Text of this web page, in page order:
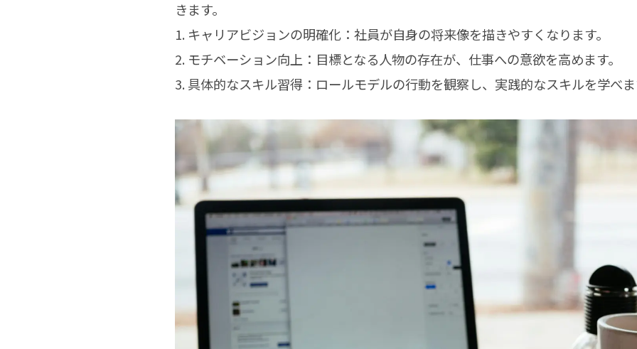
きます。
1. キャリアビジョンの明確化：社員が自身の将来像を描きやすくなります。
2. モチベーション向上：目標となる人物の存在が、仕事への意欲を高めます。
3. 具体的なスキル習得：ロールモデルの行動を観察し、実践的なスキルを学べ